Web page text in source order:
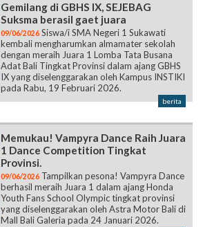
Gemilang di GBHS IX, SEJEBAG
Suksma berasil gaet juara
09/06/2026 Siswa/i SMA Negeri 1 Sukawati
kembali mengharumkan almamater sekolah
dengan meraih Juara 1 Lomba Tata Busana
Adat Bali Tingkat Provinsi dalam ajang GBHS
IX yang diselenggarakan oleh Kampus INSTIKI
pada Rabu, 19 Februari 2026.
berita
Memukau! Vampyra Dance Raih Juara
1 Dance Competition Tingkat
Provinsi.
09/06/2026 Tampilkan pesona! Vampyra Dance
berhasil meraih Juara 1 dalam ajang Honda
Youth Fans School Olympic tingkat provinsi
yang diselenggarakan oleh Astra Motor Bali di
Mall Bali Galeria pada 24 Januari 2026.